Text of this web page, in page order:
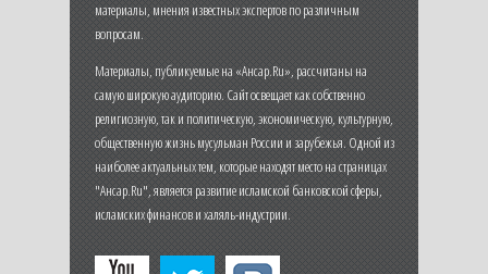
материалы, мнения известных экспертов по различным
вопросам.
Материалы, публикуемые на «Ансар.Ru», рассчитаны на
самую широкую аудиторию. Сайт освещает как собственно
религиозную, так и политическую, экономическую, культурную,
общественную жизнь мусульман России и зарубежья. Одной из
наиболее актуальных тем, которые находят место на страницах
"Ансар.Ru", является развитие исламской банковской сферы,
исламских финансов и халяль-индустрии.